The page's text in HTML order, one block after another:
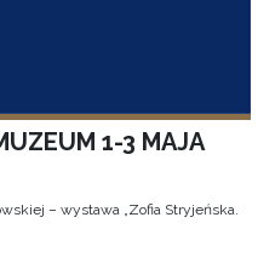
1-3 MAJA
– wystawa „Zofia Stryjeńska.